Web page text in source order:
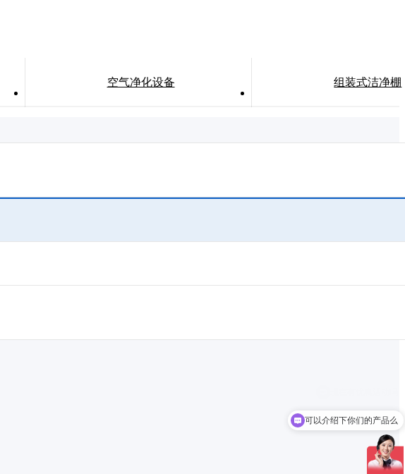
空气净化设备 组装式洁净棚
可以介绍下你们的产品么